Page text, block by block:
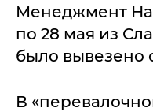
Менеджмент
по 28 мая из
было вывезено
В